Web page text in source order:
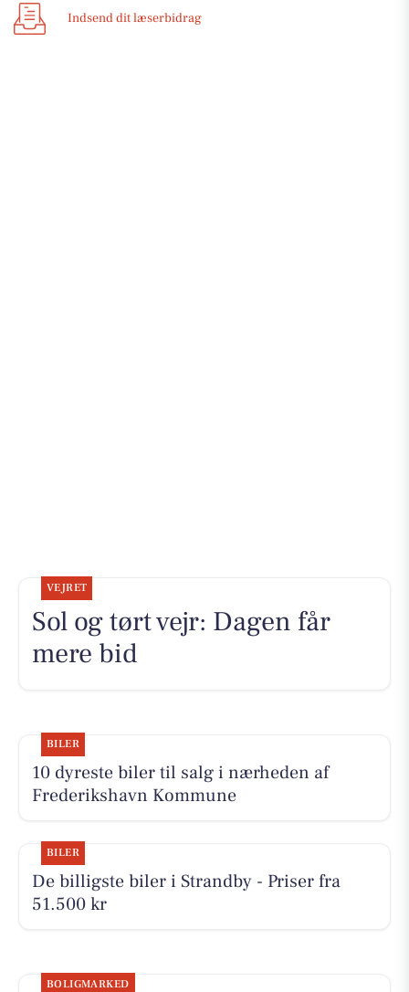
Indsend dit læserbidrag
VEJRET
Sol og tørt vejr: Dagen får
mere bid
BILER
10 dyreste biler til salg i nærheden af
Frederikshavn Kommune
BILER
De billigste biler i Strandby - Priser fra
51.500 kr
BOLIGMARKED